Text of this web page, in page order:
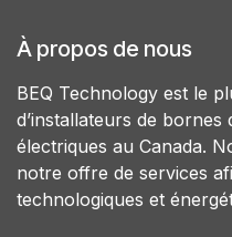
À propos de nous
BEQ Technology est le
d’installateurs de
électriques au Canada.
notre offre de services
technologiques et